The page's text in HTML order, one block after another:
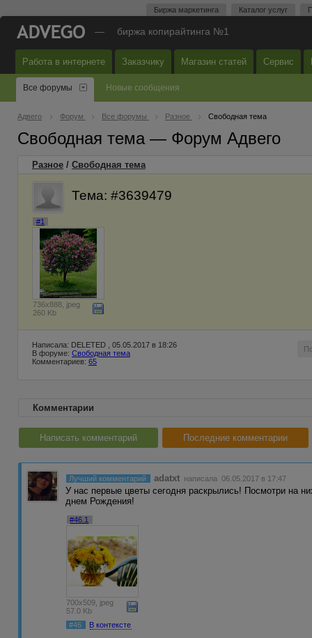
Биржа маркетинга Каталог услуг
— биржа копирайтинга №1
Работа в интернете Заказчику Магазин статей Сервис
Все форумы Новые сообщения
Адвего Форум Все форумы Разное Свободная тема
Свободная тема — Форум Адвего
Разное / Свободная тема
Тема: #3639479
#1
736x888, jpeg
260 Kb
Написала: DELETED , 05.05.2017 в 18:26
В форуме: Свободная тема
Комментариев: 65
Комментарии
Написать комментарий Последние комментарии
Лучший комментарий adatxt написала 06.05.2017 в 17:47
У нас первые цветы сегодня раскрылись! Посмотри на
днем Рождения!
#46.1
700x509, jpeg
57.0 Kb
#46
В контексте